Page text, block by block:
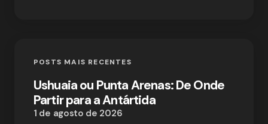
POSTS MAIS RECENTES
Ushuaia ou Punta Arenas: De Onde
Partir para a Antártida
1 de agosto de 2026